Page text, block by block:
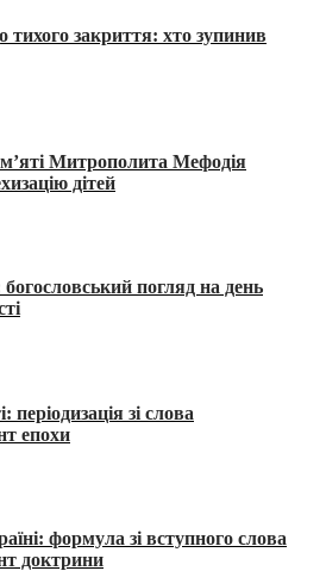
тихого закриття: хто зупинив
Митрополита Мефодія
дітей
богословський погляд на день
періодизація зі слова
епохи
формула зі вступного слова
доктрини